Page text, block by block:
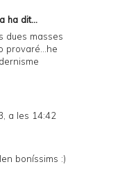
ha dit...
dues masses
provaré...he
a les 14:42
boníssims :)